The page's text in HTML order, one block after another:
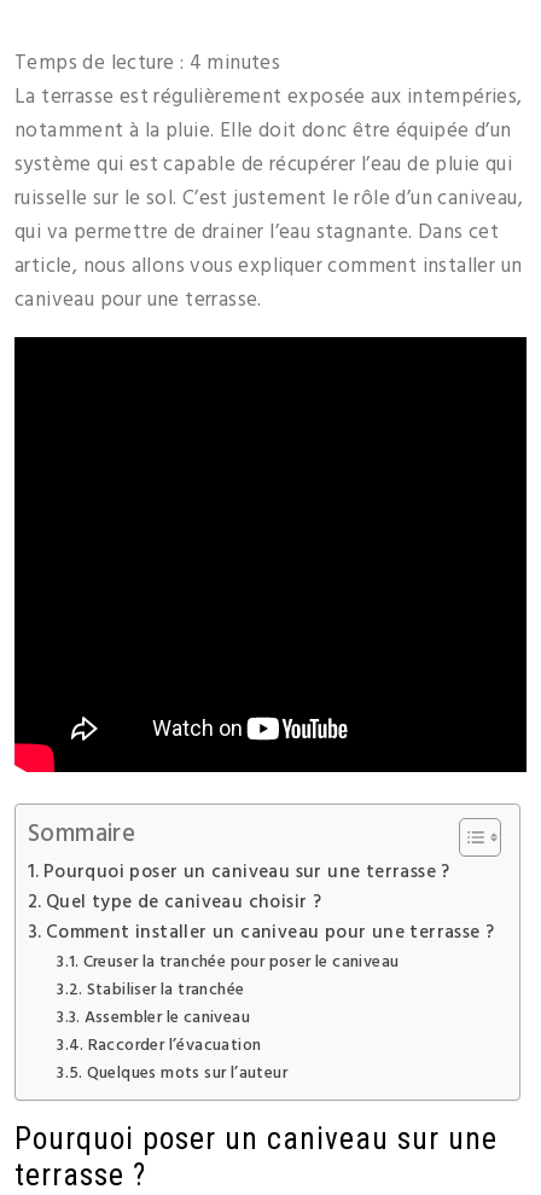
Temps de lecture : 4 minutes
La terrasse est régulièrement exposée aux intempéries,
notamment à la pluie. Elle doit donc être équipée d’un
système qui est capable de récupérer l’eau de pluie qui
ruisselle sur le sol. C’est justement le rôle d’un caniveau,
qui va permettre de drainer l’eau stagnante. Dans cet
article, nous allons vous expliquer comment installer un
caniveau pour une terrasse.
Sommaire
Pourquoi poser un caniveau sur une terrasse ?
Quel type de caniveau choisir ?
Comment installer un caniveau pour une terrasse ?
Creuser la tranchée pour poser le caniveau
Stabiliser la tranchée
Assembler le caniveau
Raccorder l’évacuation
Quelques mots sur l’auteur
Pourquoi poser un caniveau sur une
terrasse ?